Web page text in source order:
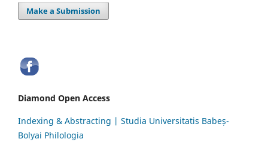
Make a Submission
Diamond Open Access
Indexing & Abstracting | Studia Universitatis Babeș-
Bolyai Philologia